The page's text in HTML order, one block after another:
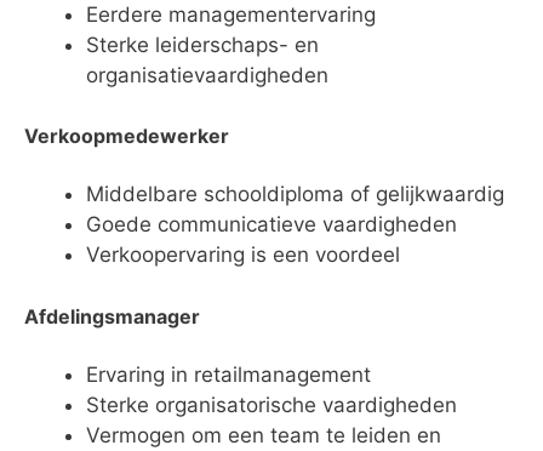
Eerdere managementervaring
Sterke leiderschaps- en
organisatievaardigheden
Verkoopmedewerker
Middelbare schooldiploma of gelijkwaardig
Goede communicatieve vaardigheden
Verkoopervaring is een voordeel
Afdelingsmanager
Ervaring in retailmanagement
Sterke organisatorische vaardigheden
Vermogen om een team te leiden en